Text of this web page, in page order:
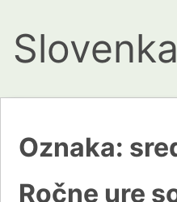
Oznaka:
Ročne ure